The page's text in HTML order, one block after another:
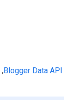
Blogger Data API
,‏